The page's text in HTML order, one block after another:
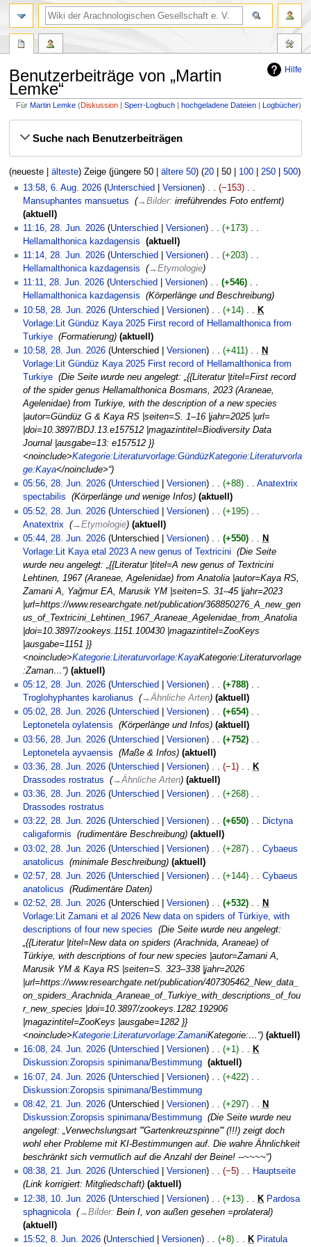
Hilfe
Benutzerbeiträge von „Martin
Lemke“
FürMartin Lemke Diskussion Sperr-Logbuch hochgeladene Dateien Logbücher
Navigation
SucheSuche nach Benutzerbeiträgen
(neueste| älteste) Zeige (jüngere 50| ältere 50) (20| 50| 100| 250| 500)
6.
August
2026
13:58, 6. Aug. 2026 Unterschied Versionen −153
Mansuphantes mansuetus
→Bilder: irreführendes Foto entfernt
aktuell
28.
Juni
2026
11:16, 28. Jun. 2026 Unterschied Versionen +173
Hellamalthonica kazdagensis
K
e
i
n
e
B
e
a
r
b
e
t
u
n
g
s
z
s
a
s
u
n
aktuell
11:14, 28. Jun. 2026
Unterschied Versionen +203
Hellamalthonica kazdagensis
→Etymologie
11:11, 28. Jun. 2026
Unterschied Versionen +546
Hellamalthonica kazdagensis
Körperlänge und Beschreibung
10:58, 28. Jun. 2026
Unterschied Versionen +14
K
Vorlage:Lit Gündüz Kaya 2025 First record of Hellamalthonica from
Turkiye
Formatierung
aktuell
10:58, 28. Jun. 2026
Unterschied Versionen +411
N
Vorlage:Lit Gündüz Kaya 2025 First record of Hellamalthonica from
Turkiye
Die Seite wurde neu angelegt: „{{Literatur |titel=First record
of the spider genus Hellamalthonica Bosmans, 2023 (Araneae,
Agelenidae) from Turkiye, with the description of a new species
|autor=Gündüz G & Kaya RS |seiten=S. 1–16 |jahr=2025 |url=
|doi=10.3897/BDJ.13.e157512 |magazintitel=Biodiversity Data
Journal |ausgabe=13: e157512 }}
<noinclude>Kategorie:Literaturvorlage:GündüzKategorie:Literaturvorla
ge:Kaya</noinclude>“
05:56, 28. Jun. 2026
Unterschied Versionen +88
Anatextrix
spectabilis
Körperlänge und wenige Infos
aktuell
05:52, 28. Jun. 2026
Unterschied Versionen +195
Anatextrix
→Etymologie
aktuell
05:44, 28. Jun. 2026
Unterschied Versionen +550
N
Vorlage:Lit Kaya etal 2023 A new genus of Textricini
Die Seite
wurde neu angelegt: „{{Literatur |titel=A new genus of Textricini
Lehtinen, 1967 (Araneae, Agelenidae) from Anatolia |autor=Kaya RS,
Zamani A, Yağmur EA, Marusik YM |seiten=S. 31–45 |jahr=2023
|url=https://www.researchgate.net/publication/368850276_A_new_gen
us_of_Textricini_Lehtinen_1967_Araneae_Agelenidae_from_Anatolia
|doi=10.3897/zookeys.1151.100430 |magazintitel=ZooKeys
|ausgabe=1151 }}
<noinclude>Kategorie:Literaturvorlage:KayaKategorie:Literaturvorlage
:Zaman…“
aktuell
05:12, 28. Jun. 2026
Unterschied Versionen +788
Troglohyphantes karolianus
→Ähnliche Arten
aktuell
05:02, 28. Jun. 2026
Unterschied Versionen +654
Leptonetela oylatensis
Körperlänge und Infos
aktuell
03:56, 28. Jun. 2026
Unterschied Versionen +752
Leptonetela ayvaensis
Maße & Infos
aktuell
03:36, 28. Jun. 2026
Unterschied Versionen −1
K
Drassodes rostratus
→Ähnliche Arten
aktuell
03:36, 28. Jun. 2026
Unterschied Versionen +268
Drassodes rostratus
K
e
i
n
e
B
e
a
r
e
i
t
u
n
g
s
z
u
s
a
s
s
u
n
g
03:22, 28. Jun. 2026 Unterschied Versionen +650
Dictyna
caligaformis
rudimentäre Beschreibung
aktuell
03:02, 28. Jun. 2026
Unterschied Versionen +287
Cybaeus
anatolicus
minimale Beschreibung
aktuell
02:57, 28. Jun. 2026
Unterschied Versionen +144
Cybaeus
anatolicus
Rudimentäre Daten
02:52, 28. Jun. 2026
Unterschied Versionen +532
N
Vorlage:Lit Zamani et al 2026 New data on spiders of Türkiye, with
descriptions of four new species
Die Seite wurde neu angelegt:
„{{Literatur |titel=New data on spiders (Arachnida, Araneae) of
Türkiye, with descriptions of four new species |autor=Zamani A,
Marusik YM & Kaya RS |seiten=S. 323–338 |jahr=2026
|url=https://www.researchgate.net/publication/407305462_New_data_
on_spiders_Arachnida_Araneae_of_Turkiye_with_descriptions_of_fou
r_new_species |doi=10.3897/zookeys.1282.192906
|magazintitel=ZooKeys |ausgabe=1282 }}
<noinclude>Kategorie:Literaturvorlage:ZamaniKategorie:…“ aktuell
24.
Juni
2026
16:08, 24. Jun. 2026 Unterschied Versionen +1
K
Diskussion:Zoropsis spinimana/Bestimmung
K
e
i
n
e
B
e
a
r
b
i
t
aktuell
16:07, 24. Jun. 2026
Unterschied Versionen +422
Diskussion:Zoropsis spinimana/Bestimmung
K
e
i
n
e
B
e
a
r
b
e
21.
Juni
2026
08:42, 21. Jun. 2026 Unterschied Versionen +297
N
Diskussion:Zoropsis spinimana/Bestimmung
Die Seite wurde neu
angelegt: „Verwechslungsart '''Gartenkreuzspinne''' (!!!) zeigt doch
wohl eher Probleme mit KI-Bestimmungen auf. Die wahre Ähnlichkeit
beschränkt sich vermutlich auf die Anzahl der Beine! --~~~~“
08:38, 21. Jun. 2026
Unterschied Versionen −5 Hauptseite
Link korrigiert: Mitgliedschaft
aktuell
10.
Juni
2026
12:38, 10. Jun. 2026 Unterschied Versionen +13 K Pardosa
sphagnicola
→Bilder: Bein I, von außen gesehen =prolateral
aktuell
8.
15:52, 8. Jun. 2026 Unterschied Versionen +8 K Piratula